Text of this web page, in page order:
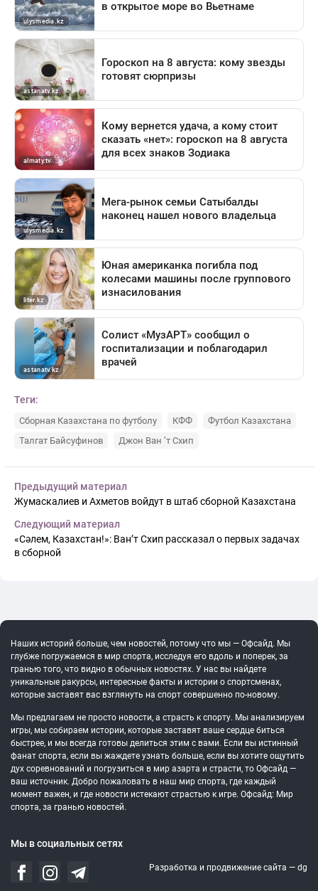
Теги:
Сборная Казахстана по футболу КФФ
Футбол Казахстана
Талгат Байсуфинов
Джон Ван ’т Схип
Предыдущий материал
Жумаскалиев и Ахметов войдут в штаб сборной Казахстана
Следующий материал
«Сәлем, Казахстан!»: Ван’т Схип рассказал о первых задачах
в сборной
Наших историй больше, чем новостей, потому что мы — Офсайд. Мы
глубже погружаемся в мир спорта, исследуя его вдоль и поперек, за
гранью того, что видно в обычных новостях. У нас вы найдете
уникальные ракурсы, интересные факты и истории о спортсменах,
которые заставят вас взглянуть на спорт совершенно по-новому.
Мы предлагаем не просто новости, а страсть к спорту. Мы анализируем
игры, мы собираем истории, которые заставят ваше сердце биться
быстрее, и мы всегда готовы делиться этим с вами. Если вы истинный
фанат спорта, если вы жаждете узнать больше, если вы хотите ощутить
дух соревнований и погрузиться в мир азарта и страсти, то Офсайд —
ваш источник. Добро пожаловать в наш мир спорта, где каждый
момент важен, и где новости истекают страстью к игре. Офсайд: Мир
спорта, за гранью новостей.
Мы в социальных сетях
Разработка и продвижение сайта — dg